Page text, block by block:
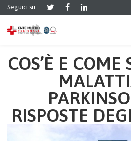
Seguici su:
COS’È E COME
RISPOSTE
DI